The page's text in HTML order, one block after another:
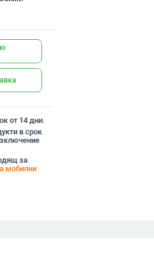
от 14 дни.
в срок
за
мобилни